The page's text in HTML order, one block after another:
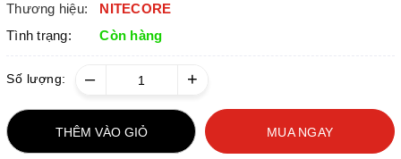
Thương hiệu:
NITECORE
Tình trạng:
Còn hàng
Số lượng: – +
THÊM VÀO GIỎ MUA NGAY